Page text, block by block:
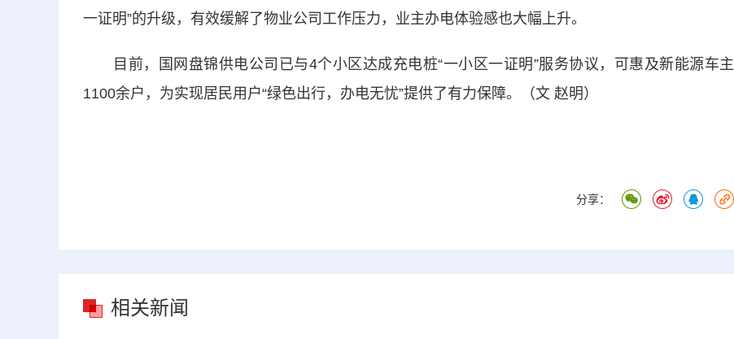
一证明”的升级，有效缓解了物业公司工作压力，业主办电体验感也大幅上升。
目前，国网盘锦供电公司已与4个小区达成充电桩“一小区一证明”服务协议，可惠及新能源车主
1100余户，为实现居民用户“绿色出行，办电无忧”提供了有力保障。（文 赵明）
分享：
相关新闻